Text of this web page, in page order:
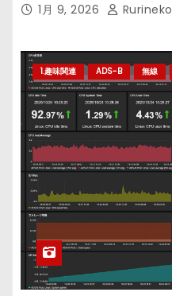
1月 9, 2026 Rurineko
1.趣味関連 ADS-B 無線